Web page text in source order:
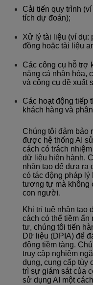
Cải tiến quy trình
tích dự đoán);
Xử lý tài liệu (ví dụ:
đồng hoặc tài liệu
Các công cụ hỗ trợ
năng cá nhân hóa,
và công cụ đề xuất
Các hoạt động tiếp
khách hàng và
Chúng tôi đảm bảo
được hệ thống AI
cách có trách
dữ liệu hiện hành.
nhân tạo để đưa ra
có tác động pháp lý
tương tự mà không
con người.
Khi trí tuệ nhân tạo
cách có thể tiềm ẩn
tư, chúng tôi tiến
Dữ liệu (DPIA) để
động tiềm tàng.
truy cập nghiêm
dụng, cung cấp tùy
trì sự giám sát của
sử dụng AI một